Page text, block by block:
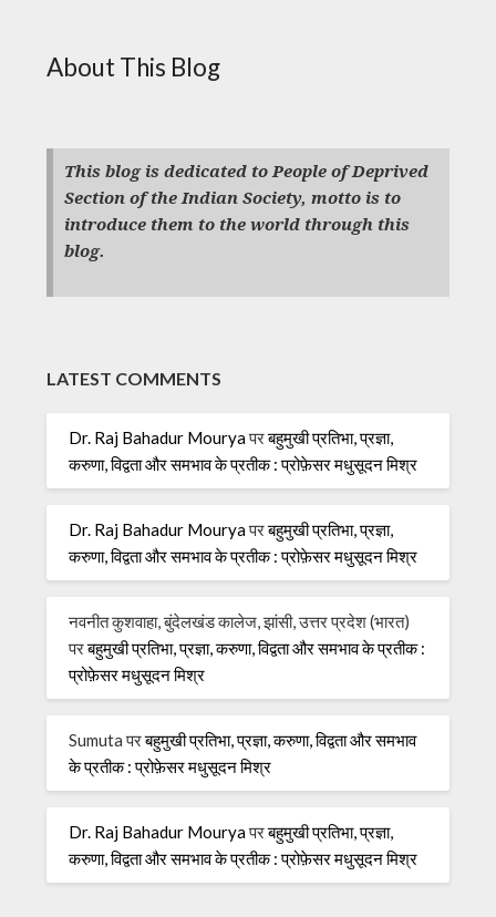
About This Blog
This blog is dedicated to People of Deprived
Section of the Indian Society, motto is to
introduce them to the world through this
blog.
LATEST COMMENTS
Dr. Raj Bahadur Mouryaपरबहुमुखी प्रतिभा, प्रज्ञा,
करुणा, विद्वता और समभाव के प्रतीक : प्रोफ़ेसर मधुसूदन मिश्र
Dr. Raj Bahadur Mouryaपरबहुमुखी प्रतिभा, प्रज्ञा,
करुणा, विद्वता और समभाव के प्रतीक : प्रोफ़ेसर मधुसूदन मिश्र
नवनीत कुशवाहा, बुंदेलखंड कालेज, झांसी, उत्तर प्रदेश (भारत)
परबहुमुखी प्रतिभा, प्रज्ञा, करुणा, विद्वता और समभाव के प्रतीक :
प्रोफ़ेसर मधुसूदन मिश्र
Sumutaपरबहुमुखी प्रतिभा, प्रज्ञा, करुणा, विद्वता और समभाव
के प्रतीक : प्रोफ़ेसर मधुसूदन मिश्र
Dr. Raj Bahadur Mouryaपरबहुमुखी प्रतिभा, प्रज्ञा,
करुणा, विद्वता और समभाव के प्रतीक : प्रोफ़ेसर मधुसूदन मिश्र